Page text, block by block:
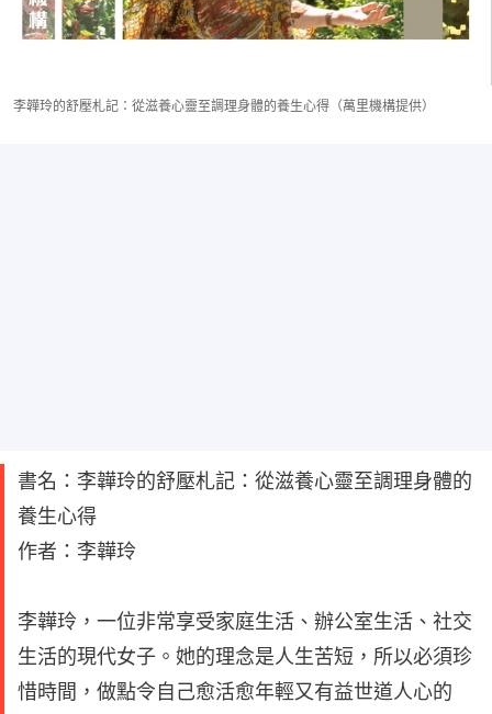
李韡玲的舒壓札記：從滋養心靈至調理身體的養生心得（萬里機構提供）
書名：李韡玲的舒壓札記：從滋養心靈至調理身體的
養生心得
作者：李韡玲
李韡玲，一位非常享受家庭生活、辦公室生活、社交
生活的現代女子。她的理念是人生苦短，所以必須珍
惜時間，做點令自己愈活愈年輕又有益世道人心的